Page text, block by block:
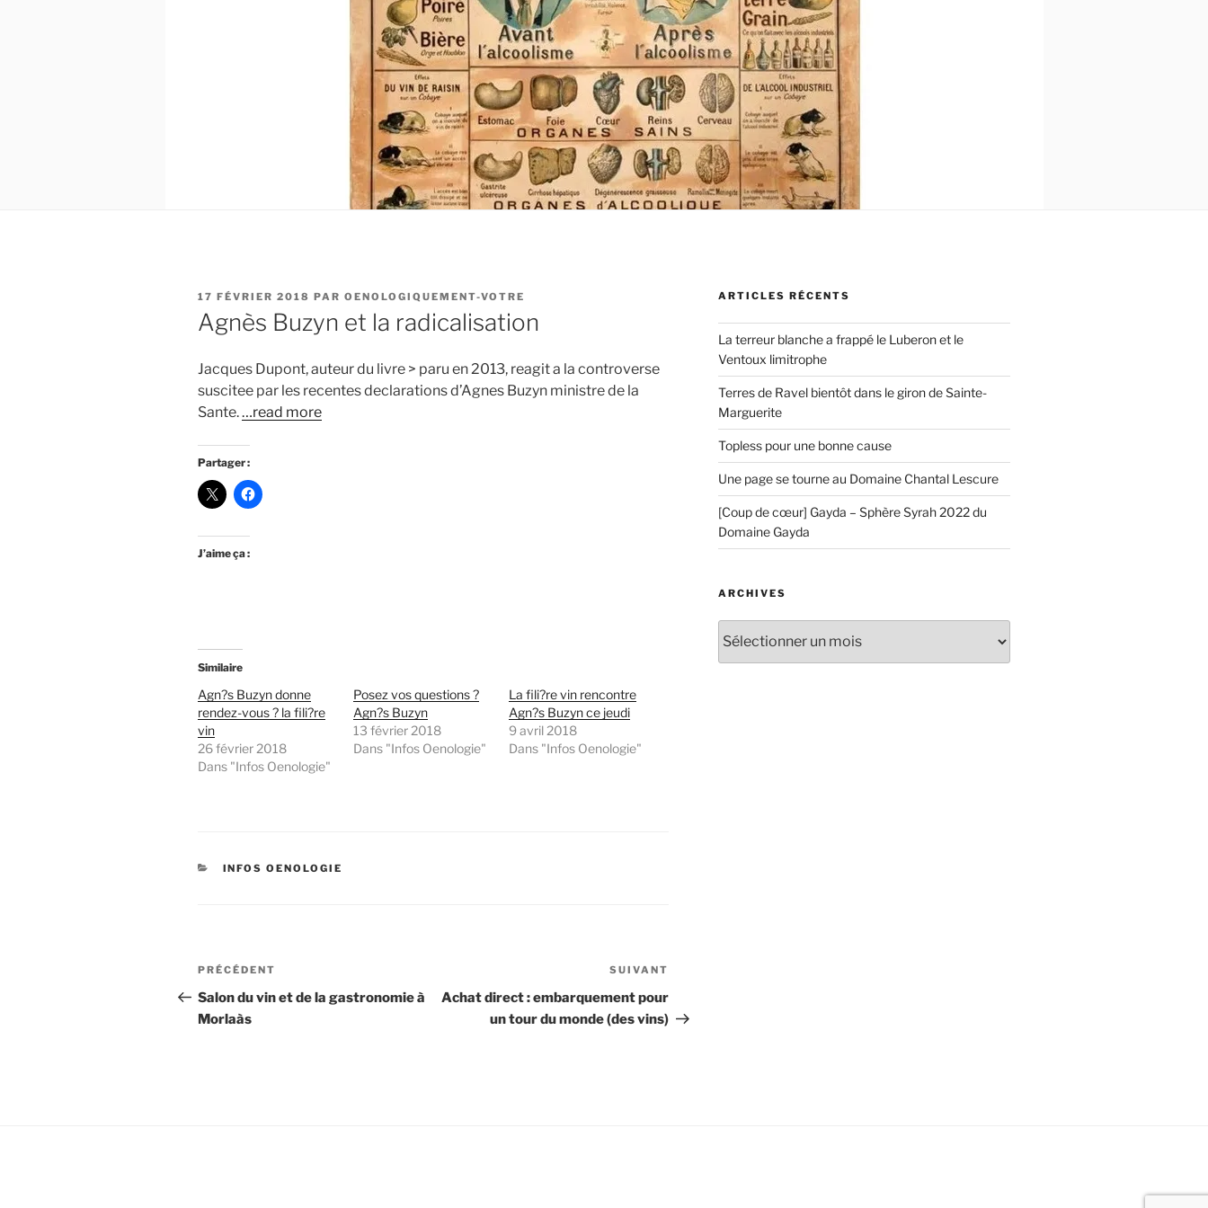
PUBLIÉ
LE
17 FÉVRIER 2018 PAR OENOLOGIQUEMENT-VOTRE
Agnès Buzyn et la radicalisation
Jacques Dupont, auteur du livre > paru en 2013, reagit a la controverse
suscitee par les recentes declarations d’Agnes Buzyn ministre de la
Sante.…read more
Partager :
J’aime ça :
Similaire
Agn?s Buzyn donne
rendez-vous ? la fili?re
vin
26 février 2018
Dans "Infos Oenologie"
Posez vos questions ?
Agn?s Buzyn
13 février 2018
Dans "Infos Oenologie"
La fili?re vin rencontre
Agn?s Buzyn ce jeudi
9 avril 2018
Dans "Infos Oenologie"
CATÉGORIES
INFOS OENOLOGIE
Navigation
de
l’article
Article
précédent
PRÉCÉDENT
Salon du vin et de la gastronomie à
Morlaàs
suivant
SUIVANT
Achat direct : embarquement pour
un tour du monde (des vins)
ARTICLES RÉCENTS
La terreur blanche a frappé le Luberon et le
Ventoux limitrophe
Terres de Ravel bientôt dans le giron de Sainte-
Marguerite
Topless pour une bonne cause
Une page se tourne au Domaine Chantal Lescure
[Coup de cœur] Gayda – Sphère Syrah 2022 du
Domaine Gayda
ARCHIVES